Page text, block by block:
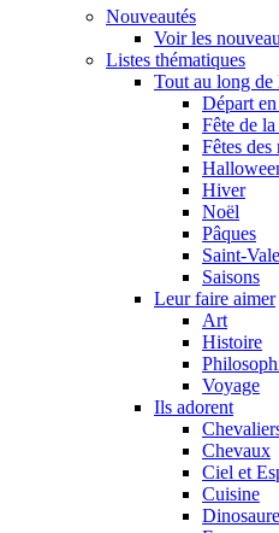
Nouveautés
Voir les
Listes thématiques
Tout au long de
Départ
Fête de
Fêtes des
Hiver
Noël
Pâques
Saint-
Saisons
Leur faire aimer
Art
Histoire
Voyage
Ils adorent
Chevaux
Ciel et
Cuisine